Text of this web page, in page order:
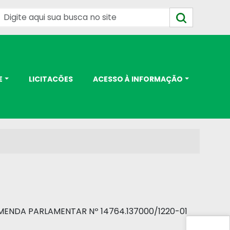
LICITACÕES ACESSO À INFORMAÇÃO
PARLAMENTAR Nº 14764.137000/1220-01